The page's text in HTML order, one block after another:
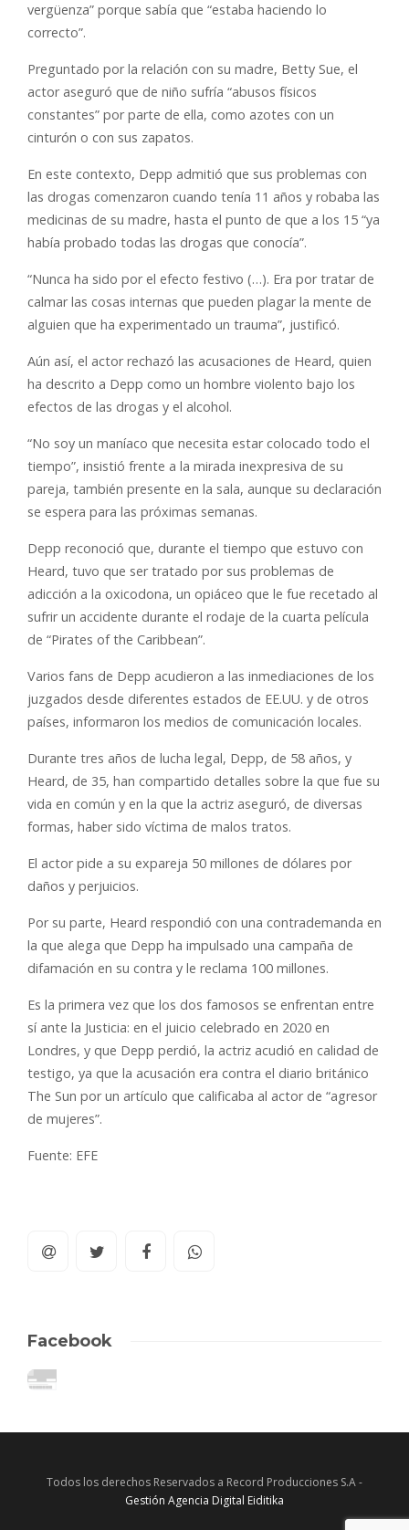
vergüenza” porque sabía que “estaba haciendo lo
correcto”.
Preguntado por la relación con su madre, Betty Sue, el
actor aseguró que de niño sufría “abusos físicos
constantes” por parte de ella, como azotes con un
cinturón o con sus zapatos.
En este contexto, Depp admitió que sus problemas con
las drogas comenzaron cuando tenía 11 años y robaba las
medicinas de su madre, hasta el punto de que a los 15 “ya
había probado todas las drogas que conocía”.
“Nunca ha sido por el efecto festivo (…). Era por tratar de
calmar las cosas internas que pueden plagar la mente de
alguien que ha experimentado un trauma”, justificó.
Aún así, el actor rechazó las acusaciones de Heard, quien
ha descrito a Depp como un hombre violento bajo los
efectos de las drogas y el alcohol.
“No soy un maníaco que necesita estar colocado todo el
tiempo”, insistió frente a la mirada inexpresiva de su
pareja, también presente en la sala, aunque su declaración
se espera para las próximas semanas.
Depp reconoció que, durante el tiempo que estuvo con
Heard, tuvo que ser tratado por sus problemas de
adicción a la oxicodona, un opiáceo que le fue recetado al
sufrir un accidente durante el rodaje de la cuarta película
de “Pirates of the Caribbean”.
Varios fans de Depp acudieron a las inmediaciones de los
juzgados desde diferentes estados de EE.UU. y de otros
países, informaron los medios de comunicación locales.
Durante tres años de lucha legal, Depp, de 58 años, y
Heard, de 35, han compartido detalles sobre la que fue su
vida en común y en la que la actriz aseguró, de diversas
formas, haber sido víctima de malos tratos.
El actor pide a su expareja 50 millones de dólares por
daños y perjuicios.
Por su parte, Heard respondió con una contrademanda en
la que alega que Depp ha impulsado una campaña de
difamación en su contra y le reclama 100 millones.
Es la primera vez que los dos famosos se enfrentan entre
sí ante la Justicia: en el juicio celebrado en 2020 en
Londres, y que Depp perdió, la actriz acudió en calidad de
testigo, ya que la acusación era contra el diario británico
The Sun por un artículo que calificaba al actor de “agresor
de mujeres”.
Fuente: EFE
Facebook
Todos los derechos Reservados a Record Producciones S.A -
Gestión Agencia Digital Eiditika